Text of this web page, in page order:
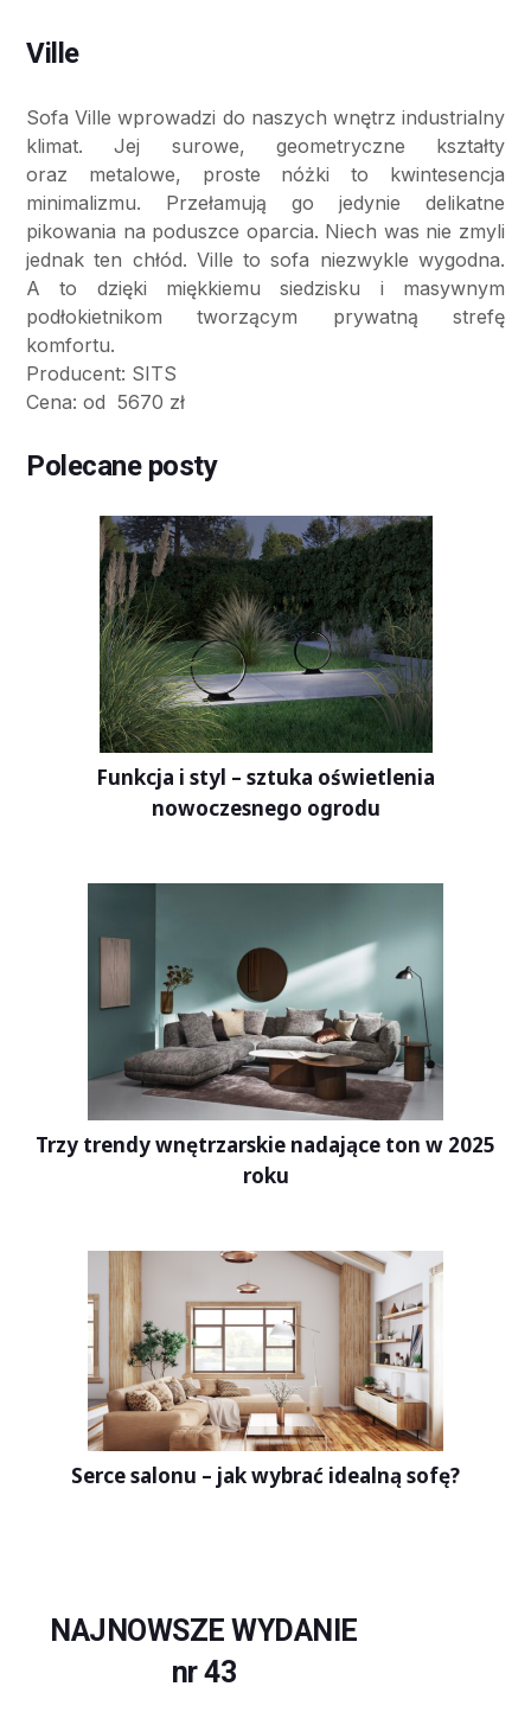
Ville
Sofa Ville wprowadzi do naszych wnętrz industrialny
klimat. Jej surowe, geometryczne kształty
oraz metalowe, proste nóżki to kwintesencja
minimalizmu. Przełamują go jedynie delikatne
pikowania na poduszce oparcia. Niech was nie zmyli
jednak ten chłód. Ville to sofa niezwykle wygodna.
A to dzięki miękkiemu siedzisku i masywnym
podłokietnikom tworzącym prywatną strefę
komfortu.
Producent: SITS
Cena: od 5670 zł
Polecane posty
Funkcja i styl – sztuka oświetlenia
nowoczesnego ogrodu
Trzy trendy wnętrzarskie nadające ton w 2025
roku
Serce salonu – jak wybrać idealną sofę?
NAJNOWSZE WYDANIE
nr 43